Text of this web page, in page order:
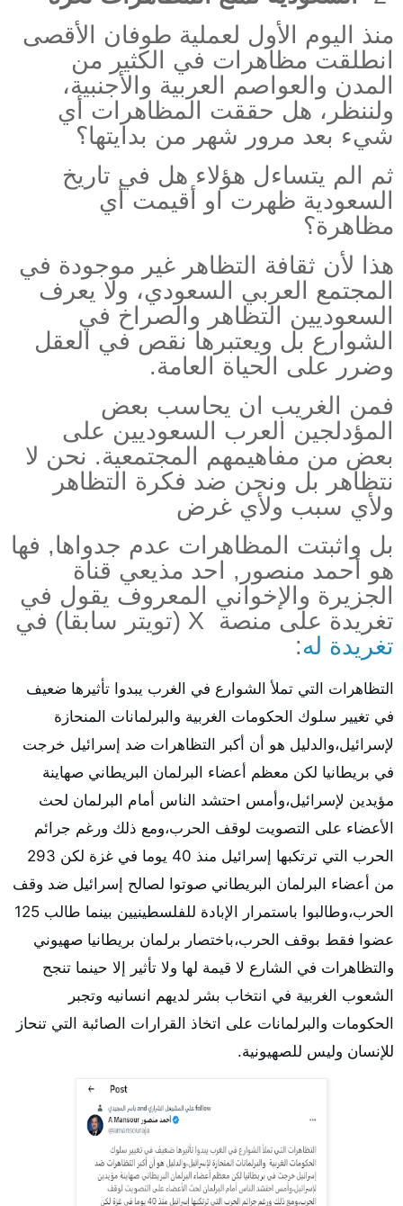
منذ اليوم الأول لعملية طوفان الأقصى
انطلقت مظاهرات في الكثير من
المدن والعواصم العربية والأجنبية،
ولننظر، هل حققت المظاهرات أي
شيء بعد مرور شهر من بدايتها؟
ثم الم يتساءل هؤلاء هل في تاريخ
السعودية ظهرت او أقيمت أي
مظاهرة؟
هذا لأن ثقافة التظاهر غير موجودة في
المجتمع العربي السعودي، ولا يعرف
السعوديين التظاهر والصراخ في
الشوارع بل ويعتبرها نقص في العقل
وضرر على الحياة العامة.
فمن الغريب ان يحاسب بعض
المؤدلجين العرب السعوديين على
بعض من مفاهيمهم المجتمعية. نحن لا
نتظاهر بل ونحن ضد فكرة التظاهر
ولأي سبب ولأي غرض
بل واثبتت المظاهرات عدم جدواها, فها
هو أحمد منصور, احد مذيعي قناة
الجزيرة والإخواني المعروف يقول في
تغريدة على منصة X (تويتر سابقا) في
تغريدة له:
التظاهرات التي تملأ الشوارع في الغرب يبدوا تأثيرها ضعيف
في تغيير سلوك الحكومات الغربية والبرلمانات المنحازة
لإسرائيل،والدليل هو أن أكبر التظاهرات ضد إسرائيل خرجت
في بريطانيا لكن معظم أعضاء البرلمان البريطاني صهاينة
مؤيدين لإسرائيل،وأمس احتشد الناس أمام البرلمان لحث
الأعضاء على التصويت لوقف الحرب،ومع ذلك ورغم جرائم
الحرب التي ترتكبها إسرائيل منذ 40 يوما في غزة لكن 293
من أعضاء البرلمان البريطاني صوتوا لصالح إسرائيل ضد وقف
الحرب،وطالبوا باستمرار الإبادة للفلسطينيين بينما طالب 125
عضوا فقط بوقف الحرب،باختصار برلمان بريطانيا صهيوني
والتظاهرات في الشارع لا قيمة لها ولا تأثير إلا حينما تنجح
الشعوب الغربية في انتخاب بشر لديهم انسانيه وتجبر
الحكومات والبرلمانات على اتخاذ القرارات الصائبة التي تنحاز
للإنسان وليس للصهيونية.